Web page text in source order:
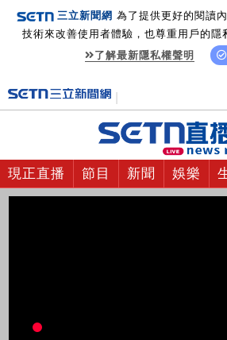
三立新聞網 為了提供更好的閱讀
技術來改善使用者體驗，也尊重用戶的隱
了解最新隱私權聲明
現正直播 節目 新聞 娛樂